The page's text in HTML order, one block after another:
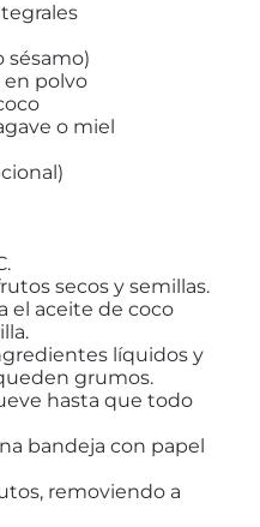
sésamo)
en polvo
o miel
secos y semillas.
el aceite de coco
líquidos y
grumos.
hasta que todo
bandeja con papel
removiendo a